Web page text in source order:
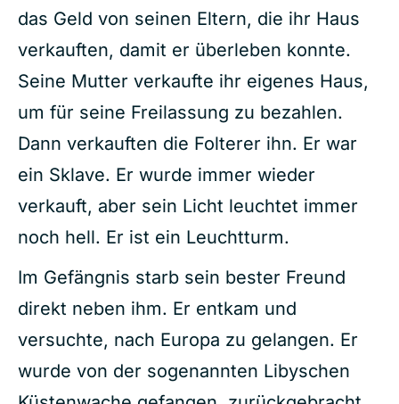
das Geld von seinen Eltern, die ihr Haus
verkauften, damit er überleben konnte.
Seine Mutter verkaufte ihr eigenes Haus,
um für seine Freilassung zu bezahlen.
Dann verkauften die Folterer ihn. Er war
ein Sklave. Er wurde immer wieder
verkauft, aber sein Licht leuchtet immer
noch hell. Er ist ein Leuchtturm.
Im Gefängnis starb sein bester Freund
direkt neben ihm. Er entkam und
versuchte, nach Europa zu gelangen. Er
wurde von der sogenannten Libyschen